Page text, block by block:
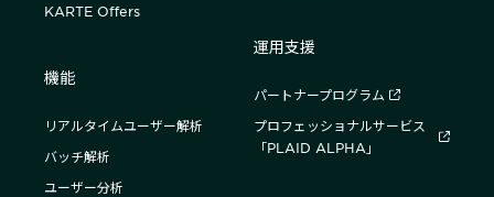
KARTE Offers
機能
リアルタイムユーザー解析
バッチ解析
ユーザー分析
運用支援
パートナープログラム
プロフェッショナルサービス
「PLAID ALPHA」